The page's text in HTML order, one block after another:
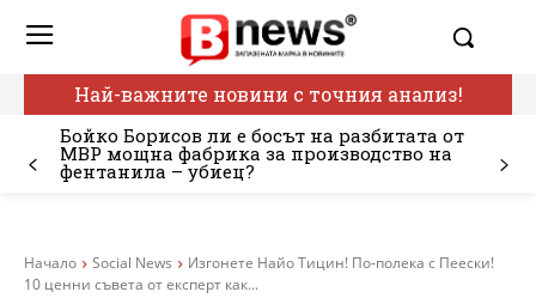
Най-важните новини с точния анализ!
Бойко Борисов ли е босът на разбитата от
МВР мощна фабрика за производство на
фентанила – убиец?
Начало Social News
Изгонете Найо Тицин! По-полека с Пеески!
10 ценни съвета от експерт как...